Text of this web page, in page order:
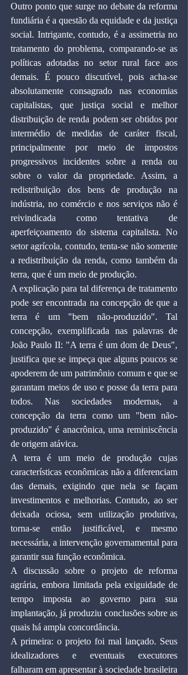
Outro ponto que surge no debate da reforma
fundiária é a questão da equidade e da justiça
social. Intrigante, contudo, é a assimetria no
tratamento do problema, comparando-se as
políticas adotadas no setor rural face aos
demais. É pouco discutível, pois acha-se
absolutamente consagrado nas economias
capitalistas, que justiça social e melhor
distribuição de renda podem ser obtidos por
intermédio de medidas de caráter fiscal,
principalmente por meio de impostos
progressivos incidentes sobre a renda ou
sobre o valor da propriedade. Assim, a
redistribuição dos bens de produção na
indústria, no comércio e nos serviços não é
reivindicada como tentativa de
aperfeiçoamento do sistema capitalista. No
setor agrícola, contudo, tenta-se não somente
a redistribuição da renda, como também da
terra, que é um meio de produção.
A explicação para tal diferença de tratamento
pode ser encontrada na concepção de que a
terra é um "bem não-produzido". Tal
concepção, exemplificada nas palavras de
João Paulo II: "A terra é um dom de Deus",
justifica que se impeça que alguns poucos se
apoderem de um patrimônio comum e que se
garantam meios de uso e posse da terra para
todos. Nas sociedades modernas, a
concepção da terra como um "bem não-
produzido" é anacrônica, uma reminiscência
de origem atávica.
A terra é um meio de produção cujas
características econômicas não a diferenciam
das demais, exigindo que nela se façam
investimentos e melhorias. Contudo, ao ser
deixada ociosa, sem utilização produtiva,
torna-se então justificável, e mesmo
necessária, a intervenção governamental para
garantir sua função econômica.
A discussão sobre o projeto de reforma
agrária, embora limitada pela exiguidade de
tempo imposta ao governo para sua
implantação, já produziu conclusões sobre as
quais há ampla concordância.
A primeira: o projeto foi mal lançado. Seus
idealizadores e eventuais executores
falharam em apresentar à sociedade brasileira